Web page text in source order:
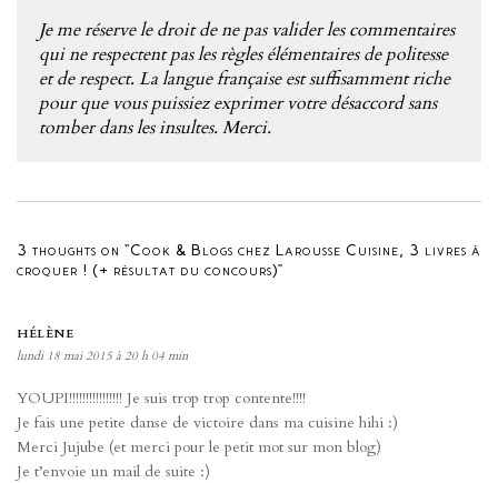
Je me réserve le droit de ne pas valider les commentaires
qui ne respectent pas les règles élémentaires de politesse
et de respect. La langue française est suffisamment riche
pour que vous puissiez exprimer votre désaccord sans
tomber dans les insultes. Merci.
3 thoughts on “Cook & Blogs chez Larousse Cuisine, 3 livres à
croquer ! (+ résultat du concours)”
HÉLÈNE
lundi 18 mai 2015 à 20 h 04 min
YOUPI!!!!!!!!!!!!!!!! Je suis trop trop contente!!!!
Je fais une petite danse de victoire dans ma cuisine hihi :)
Merci Jujube (et merci pour le petit mot sur mon blog)
Je t’envoie un mail de suite :)